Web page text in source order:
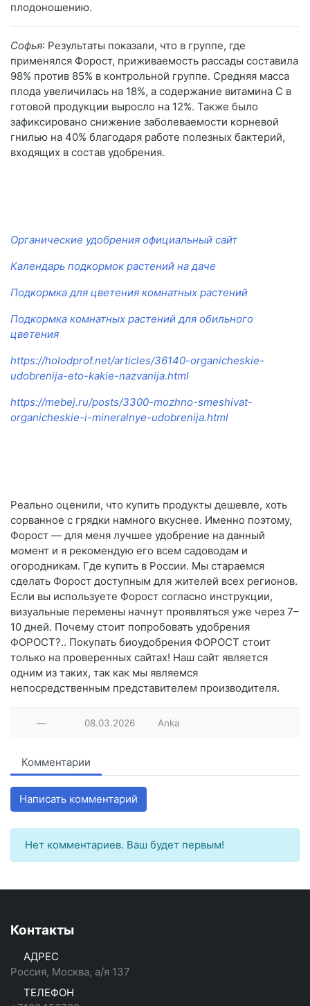
плодоношению.
Софья: Результаты показали, что в группе, где
применялся Форост, приживаемость рассады составила
98% против 85% в контрольной группе. Средняя масса
плода увеличилась на 18%, а содержание витамина С в
готовой продукции выросло на 12%. Также было
зафиксировано снижение заболеваемости корневой
гнилью на 40% благодаря работе полезных бактерий,
входящих в состав удобрения.
Органические удобрения официальный сайт
Календарь подкормок растений на даче
Подкормка для цветения комнатных растений
Подкормка комнатных растений для обильного
цветения
https://holodprof.net/articles/36140-organicheskie-
udobrenija-eto-kakie-nazvanija.html
https://mebej.ru/posts/3300-mozhno-smeshivat-
organicheskie-i-mineralnye-udobrenija.html
Реально оценили, что купить продукты дешевле, хоть
сорванное с грядки намного вкуснее. Именно поэтому,
Форост — для меня лучшее удобрение на данный
момент и я рекомендую его всем садоводам и
огородникам. Где купить в России. Мы стараемся
сделать Форост доступным для жителей всех регионов.
Если вы используете Форост согласно инструкции,
визуальные перемены начнут проявляться уже через 7–
10 дней. Почему стоит попробовать удобрения
ФОРОСТ?.. Покупать биоудобрения ФОРОСТ стоит
только на проверенных сайтах! Наш сайт является
одним из таких, так как мы являемся
непосредственным представителем производителя.
— 08.03.2026 Anka
Комментарии
Написать комментарий
Нет комментариев. Ваш будет первым!
Контакты
АДРЕС
Россия, Москва, а/я 137
ТЕЛЕФОН